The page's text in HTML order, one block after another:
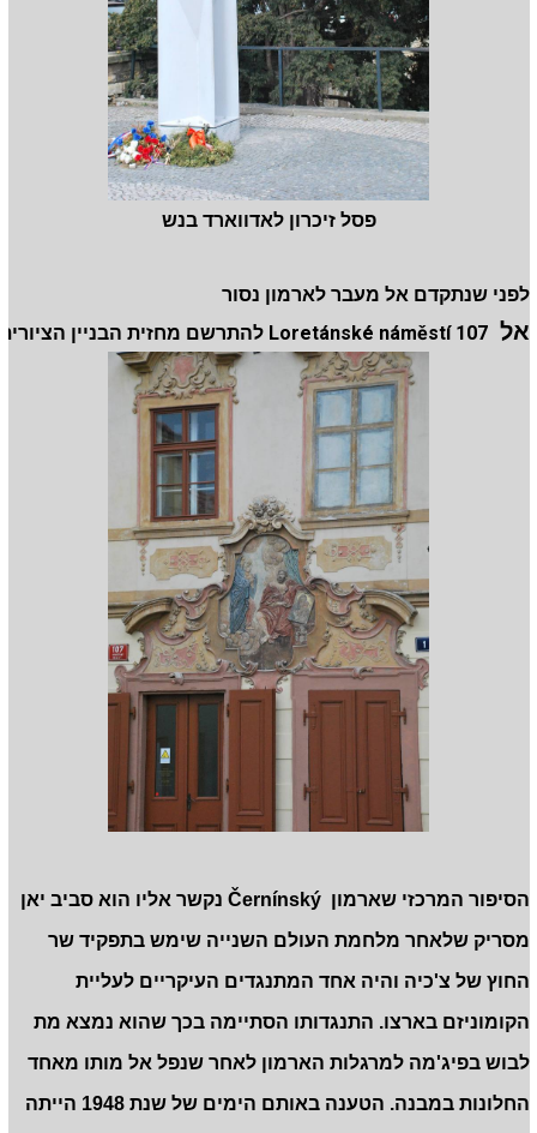
פסל זיכרון לאדווארד בנש
לפני שנתקדם אל מעבר לארמון נסור
אל Loretánské náměstí 107 להתרשם מחזית הבניין הציורית
הסיפור המרכזי שארמוןČernínský נקשר אליו הוא סביב יאן
מסריק שלאחר מלחמת העולם השנייה שימש בתפקיד שר
החוץ של צ'כיה והיה אחד המתנגדים העיקריים לעליית
הקומוניזם בארצו. התנגדותו הסתיימה בכך שהוא נמצא מת
לבוש בפיג'מה למרגלות הארמון לאחר שנפל אל מותו מאחד
החלונות במבנה. הטענה באותם הימים של שנת 1948 הייתה